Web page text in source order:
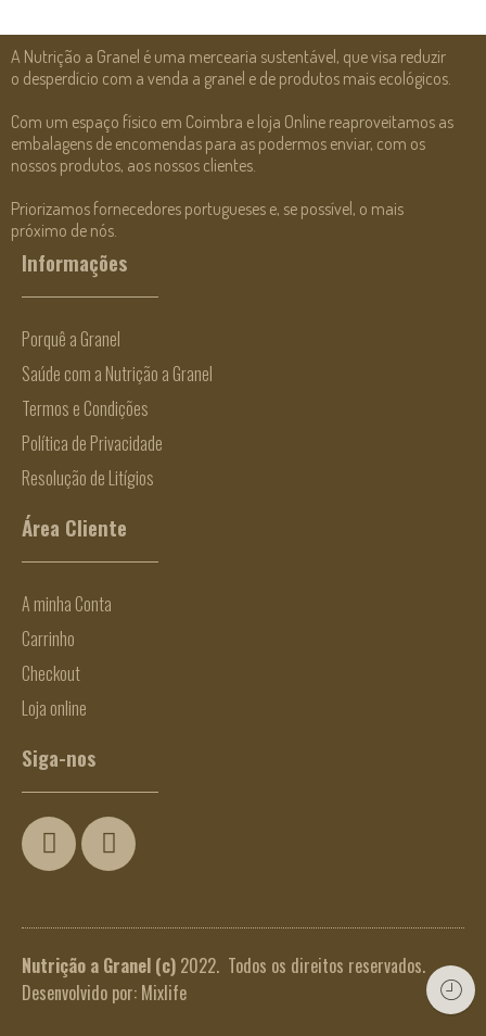
A Nutrição a Granel é uma mercearia sustentável, que visa reduzir
o desperdício com a venda a granel e de produtos mais ecológicos.
Com um espaço físico em Coimbra e loja Online reaproveitamos as
embalagens de encomendas para as podermos enviar, com os
nossos produtos, aos nossos clientes.
Priorizamos fornecedores portugueses e, se possível, o mais
próximo de nós.
Informações
Porquê a Granel
Saúde com a Nutrição a Granel
Termos e Condições
Política de Privacidade
Resolução de Litígios
Área Cliente
A minha Conta
Carrinho
Checkout
Loja online
Siga-nos
Nutrição a Granel (c) 2022. Todos os direitos reservados.
Desenvolvido por: Mixlife